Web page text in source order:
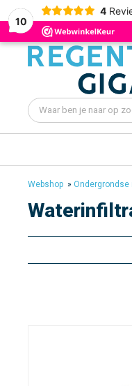
10
4
Webshop » Ondergrondse